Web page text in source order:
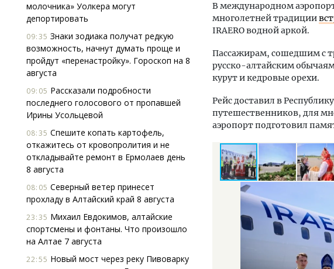
молочника» Уолкера могут
депортировать
09:35 Знаки зодиака получат редкую
возможность, начнут думать проще и
пройдут «перенастройку». Гороскоп на 8
августа
09:05 Рассказали подробности
последнего голосового от пропавшей
Ирины Усольцевой
08:35 Спешите копать картофель,
откажитесь от кровопролития и не
откладывайте ремонт в Ермолаев день
8 августа
08:05 Северный ветер принесет
прохладу в Алтайский край 8 августа
23:35 Михаил Евдокимов, алтайские
спортсмены и фонтаны. Что произошло
на Алтае 7 августа
22:55 Новый мост через реку Пивоварку
В международном
многолетней традиции
IRAERO водной аркой.
Пассажирам, сошедшим с
русско-алтайским
курут и кедровые орехи.
Рейс доставил в
путешественников, для
аэропорт подготовил